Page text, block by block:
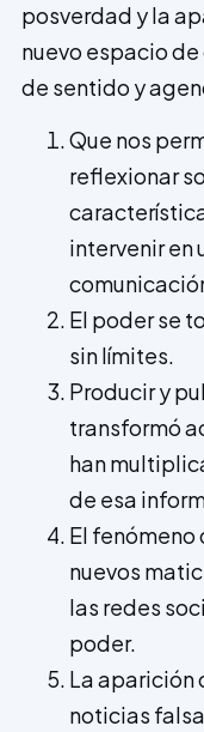
posverdad y la
nuevo espacio
de sentido y
Que nos
reflexionar
intervenir en
El poder se
sin límites.
Producir y
transformó
han
de esa
El
nuevos
las redes
poder.
La aparición
noticias